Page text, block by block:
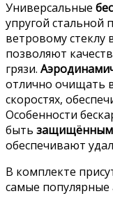
Универсальные
упругой стальной
ветровому стеклу
позволяют
грязи.
отлично очищать
скоростях,
Особенности
быть защищённым
обеспечивают
В комплекте
самые